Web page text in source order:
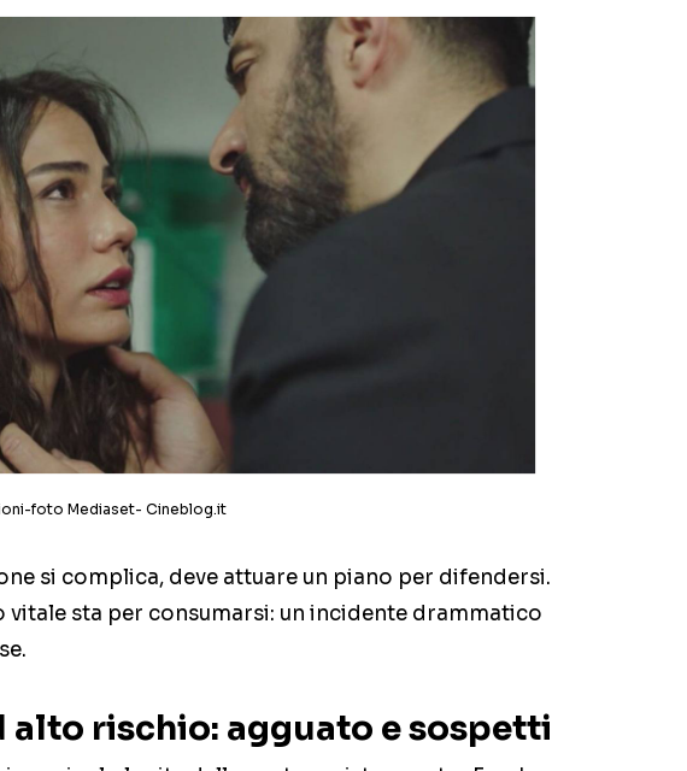
foto Mediaset- Cineblog.it
si complica, deve attuare un piano per difendersi.
vitale sta per consumarsi: un incidente drammatico
alto rischio: agguato e sospetti